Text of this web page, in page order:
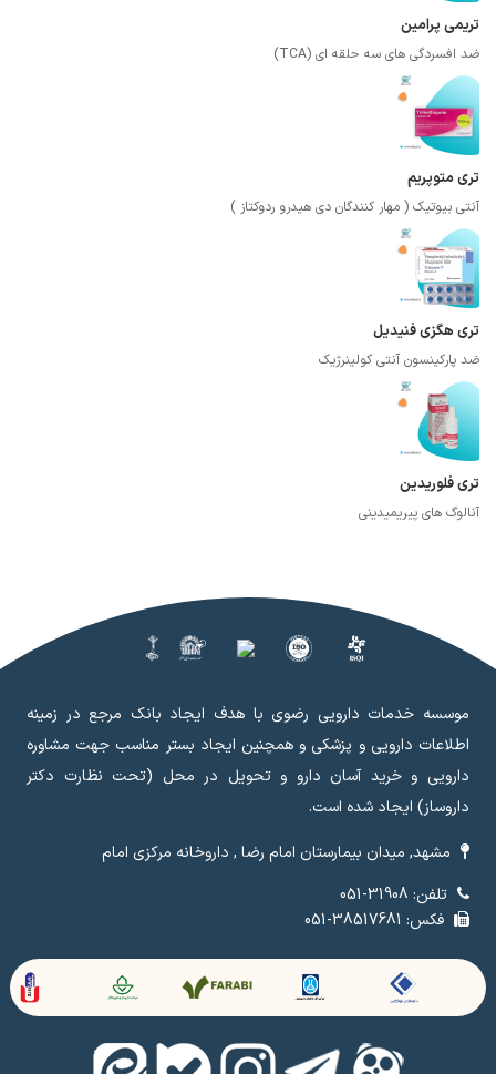
تریمی پرامین
ضد افسردگی های سه حلقه ای (TCA)
تری متوپریم
آنتی بیوتیک ( مهار کنندگان دی هیدرو ردوکتاز )
تری هگزی فنیدیل
ضد پارکینسون آنتی کولینرژیک
تری فلوریدین
آنالوگ های پیریمیدینی
موسسه خدمات دارویی رضوی با هدف ایجاد بانک مرجع در زمینه
اطلاعات دارویی و پزشکی و همچنین ایجاد بستر مناسب جهت مشاوره
دارویی و خرید آسان دارو و تحویل در محل (تحت نظارت دکتر
داروساز) ایجاد شده است.
مشهد, میدان بیمارستان امام رضا , داروخانه مرکزی امام
تلفن: 31908-051
فکس: 38517681-051